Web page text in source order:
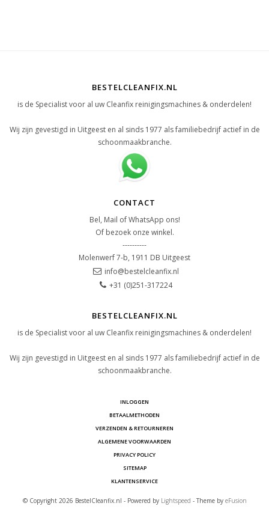
BESTELCLEANFIX.NL
is de Specialist voor al uw Cleanfix reinigingsmachines & onderdelen!
Wij zijn gevestigd in Uitgeest en al sinds 1977 als familiebedrijf actief in de
schoonmaakbranche.
CONTACT
Bel, Mail of WhatsApp ons!
Of bezoek onze winkel.
----------
Molenwerf 7-b, 1911 DB Uitgeest
info@bestelcleanfix.nl
+31 (0)251-317224
BESTELCLEANFIX.NL
is de Specialist voor al uw Cleanfix reinigingsmachines & onderdelen!
Wij zijn gevestigd in Uitgeest en al sinds 1977 als familiebedrijf actief in de
schoonmaakbranche.
INLOGGEN
BETAALMETHODEN
VERZENDEN & RETOURNEREN
ALGEMENE VOORWAARDEN
PRIVACY POLICY
SITEMAP
KLANTENSERVICE
© Copyright 2026 BestelCleanfix.nl - Powered by Lightspeed - Theme by eFusion